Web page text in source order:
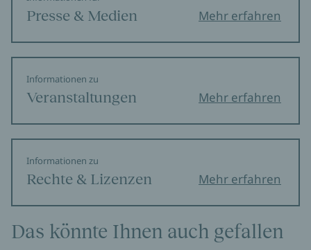
Presse & Medien Mehr erfahren
Informationen zu
Veranstaltungen Mehr erfahren
Informationen zu
Rechte & Lizenzen Mehr erfahren
Das könnte Ihnen auch gefallen